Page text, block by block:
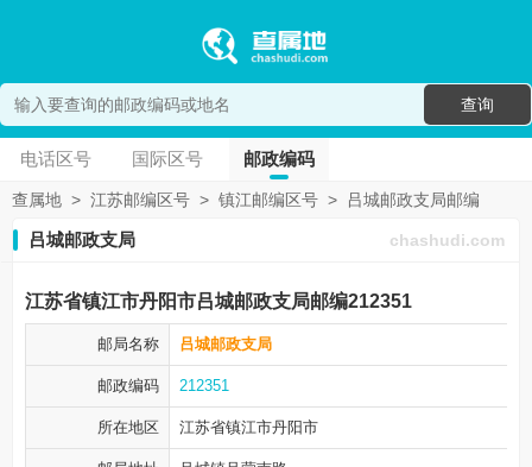
查询
电话区号 国际区号 邮政编码
查属地 > 江苏邮编区号 > 镇江邮编区号 > 吕城邮政支局邮编
吕城邮政支局 chashudi.com
江苏省镇江市丹阳市吕城邮政支局邮编212351
邮局名称 吕城邮政支局
邮政编码 212351
所在地区 江苏省镇江市丹阳市